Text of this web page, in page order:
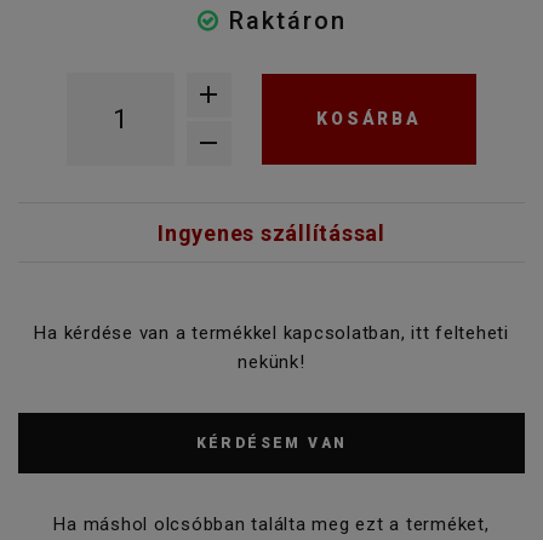
Raktáron
KOSÁRBA
Ingyenes szállítással
Ha kérdése van a termékkel kapcsolatban, itt felteheti
nekünk!
KÉRDÉSEM VAN
Ha máshol olcsóbban találta meg ezt a terméket,